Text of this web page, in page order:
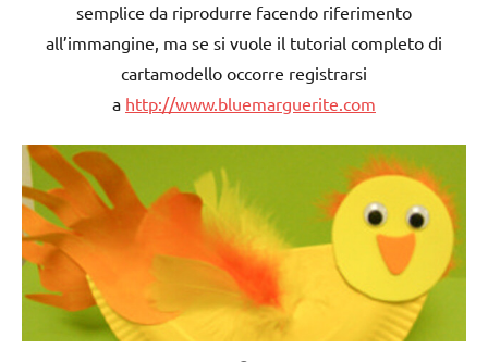
semplice da riprodurre facendo riferimento
all’immangine, ma se si vuole il tutorial completo di
cartamodello occorre registrarsi
a http://www.bluemarguerite.com